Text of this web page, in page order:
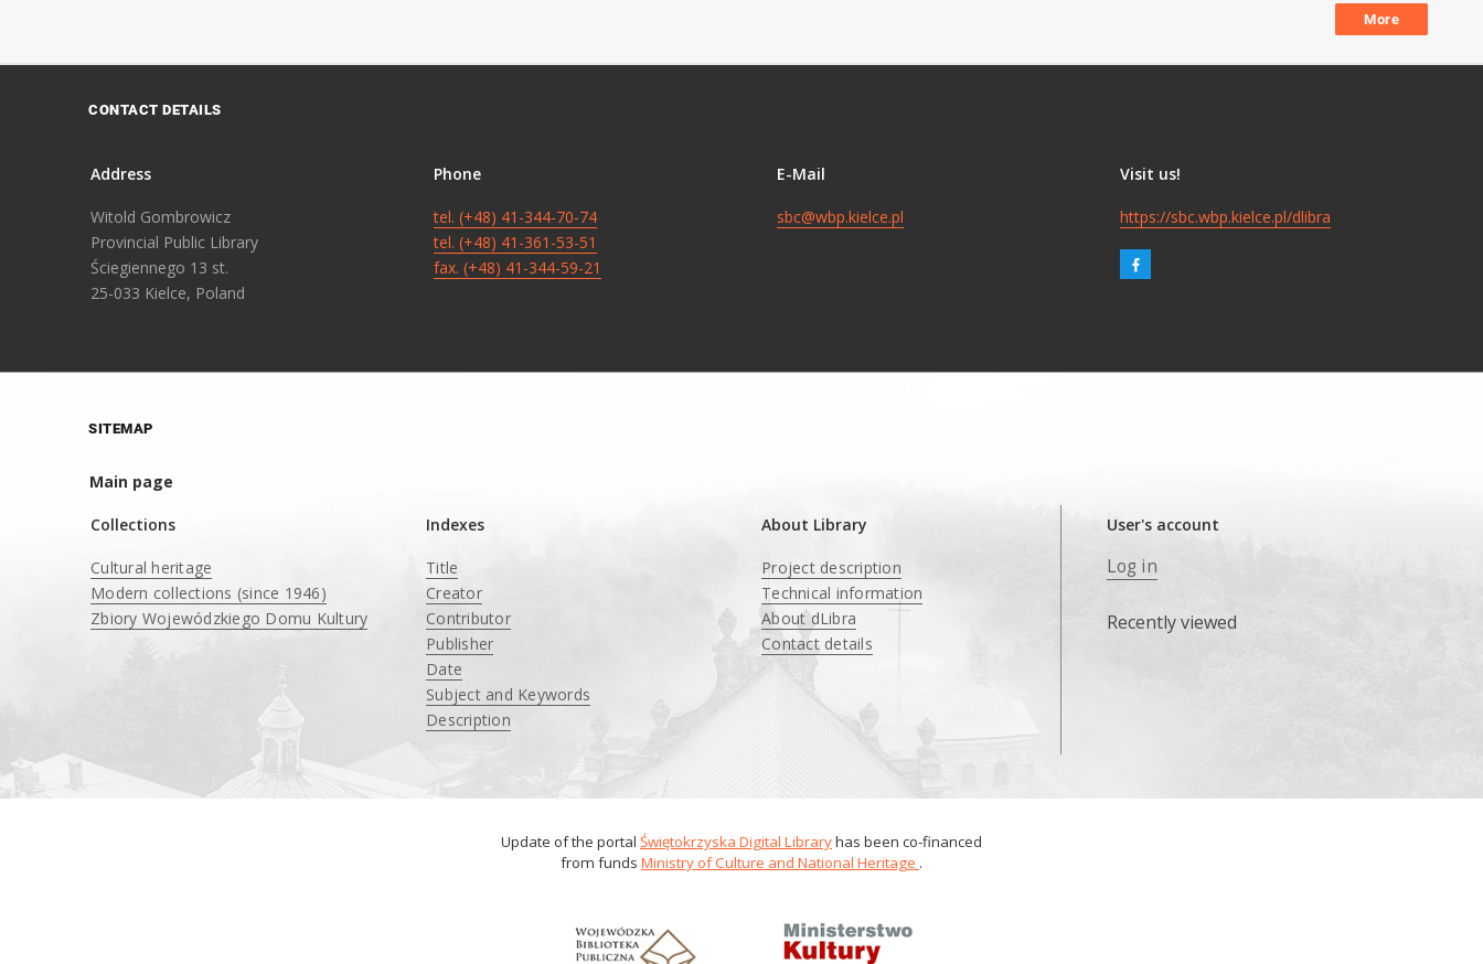
More
CONTACT DETAILS
Address
Witold Gombrowicz
Provincial Public Library
Ściegiennego 13 st.
25-033 Kielce, Poland
Phone
tel. (+48) 41-344-70-74
tel. (+48) 41-361-53-51
fax. (+48) 41-344-59-21
E-Mail
sbc@wbp.kielce.pl
Visit us!
https://sbc.wbp.kielce.pl/dlibra
SITEMAP
Main page
Collections
Cultural heritage
Modern collections (since 1946)
Zbiory Wojewódzkiego Domu Kultury
Indexes
Title
Creator
Contributor
Publisher
Date
Subject and Keywords
Description
About Library
Project description
Technical information
About dLibra
Contact details
User's account
Log in
Recently viewed
Update of the portal Świętokrzyska Digital Libraryhas been co-financed
from funds Ministry of Culture and National Heritage .